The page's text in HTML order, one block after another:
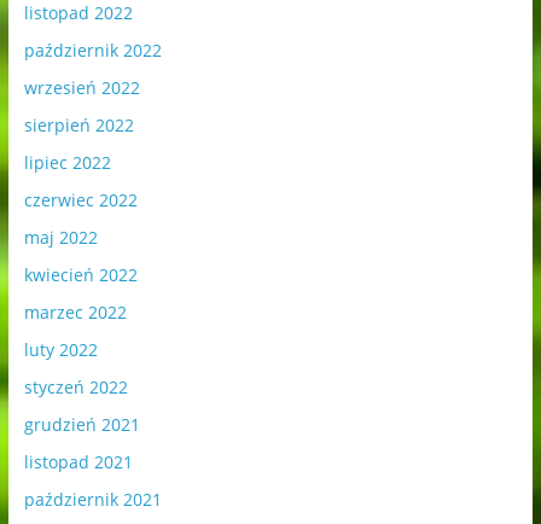
listopad 2022
październik 2022
wrzesień 2022
sierpień 2022
lipiec 2022
czerwiec 2022
maj 2022
kwiecień 2022
marzec 2022
luty 2022
styczeń 2022
grudzień 2021
listopad 2021
październik 2021